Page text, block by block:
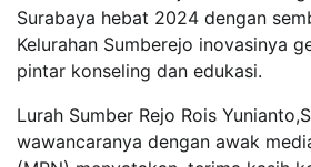
Surabaya hebat 2024 dengan
Kelurahan Sumberejo inovasinya
pintar konseling dan edukasi.
Lurah Sumber Rejo Rois
wawancaranya dengan awak